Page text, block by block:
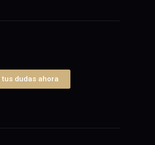
tus dudas ahora